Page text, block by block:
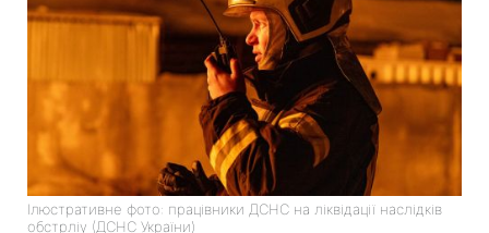
Ілюстративне фото: працівники ДСНС на ліквідації наслідків
обстрліу (ДСНС України)